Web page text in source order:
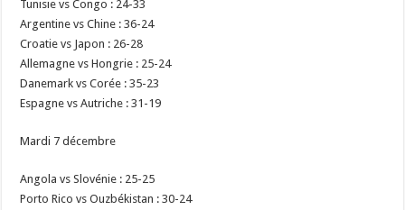
Tunisie vs Congo : 24-33
Argentine vs Chine : 36-24
Croatie vs Japon : 26-28
Allemagne vs Hongrie : 25-24
Danemark vs Corée : 35-23
Espagne vs Autriche : 31-19
Mardi 7 décembre
Angola vs Slovénie : 25-25
Porto Rico vs Ouzbékistan : 30-24